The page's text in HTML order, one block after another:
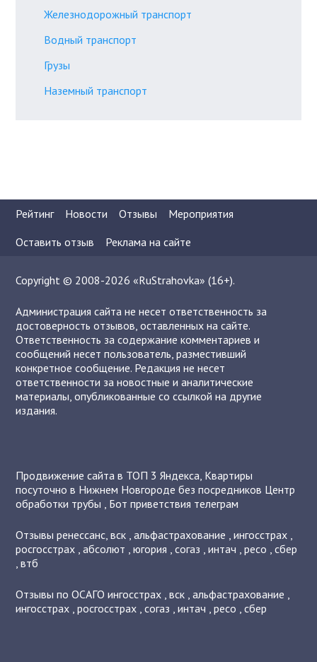
Железнодорожный транспорт
Водный транспорт
Грузы
Наземный транспорт
Рейтинг Новости Отзывы
Мероприятия
Оставить отзыв
Реклама на сайте
Copyright © 2008-2026 «RuStrahovka» (16+).
Администрация сайта не несет ответственность за
достоверность отзывов, оставленных на сайте.
Ответственность за содержание комментариев и
сообщений несет пользователь, разместивший
конкретное сообщение. Редакция не несет
ответственности за новостные и аналитические
материалы, опубликованные со ссылкой на другие
издания.
Продвижение сайта в ТОП 3 Яндекса, Квартиры
посуточно в Нижнем Новгороде без посредников Центр
обработки трубы , Бот приветствия телеграм
Отзывыренессанс,вск ,альфастрахование ,ингосстрах ,
росгосстрах ,абсолют ,югория ,согаз ,интач ,ресо ,сбер
,втб
Отзывы по ОСАГОингосстрах ,вск ,альфастрахование ,
ингосстрах ,росгосстрах ,согаз ,интач ,ресо ,сбер